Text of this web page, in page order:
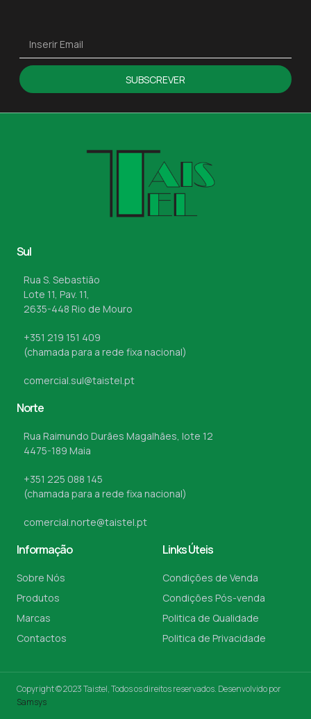
SUBSCREVER
Sul
Rua S. Sebastião
Lote 11, Pav. 11,
2635-448 Rio de Mouro
+351 219 151 409
(chamada para a rede fixa nacional)
comercial.sul@taistel.pt
Norte
Rua Raimundo Durães Magalhães, lote 12
4475-189 Maia
+351 225 088 145
(chamada para a rede fixa nacional)
comercial.norte@taistel.pt
Informação
Sobre Nós
Produtos
Marcas
Contactos
Links Úteis
Condições de Venda
Condições Pós-venda
Politica de Qualidade
Politica de Privacidade
Copyright © 2023 Taistel, Todos os direitos reservados. Desenvolvido por
Samsys